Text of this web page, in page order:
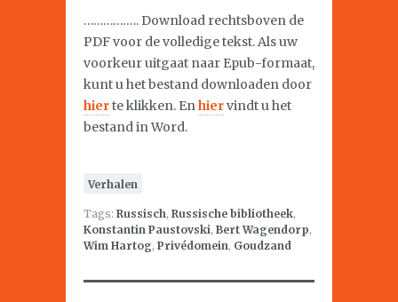
…………….. Download rechtsboven de
PDF voor de volledige tekst. Als uw
voorkeur uitgaat naar Epub-formaat,
kunt u het bestand downloaden door
hierte klikken. Enhiervindt u het
bestand in Word.
Verhalen
Tags: Russisch, Russische bibliotheek,
Konstantin Paustovski, Bert Wagendorp,
Wim Hartog, Privédomein, Goudzand